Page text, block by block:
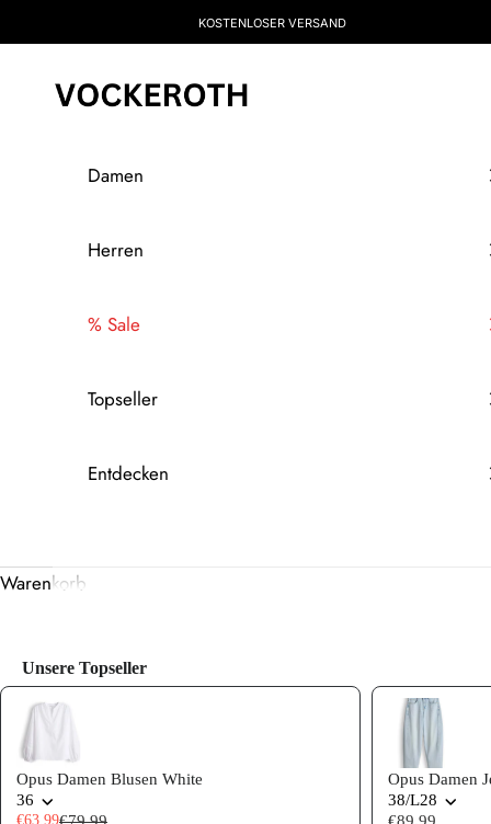
KOSTENLOSER VERSAND
Vockeroth Onlineshop
Damen
Herren
% Sale
Topseller
Entdecken
Warenkorb
Unsere Topseller
Use the Previous and Next buttons to navigate through
Opus Damen Blusen White
36
€63,99€79,99
Opus Damen
38/L28
€89,99